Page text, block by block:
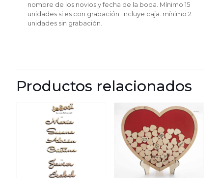
nombre de los novios y fecha de la boda. Mínimo 15
unidades si es con grabación. Incluye caja. mínimo 2
unidades sin grabación.
Productos relacionados